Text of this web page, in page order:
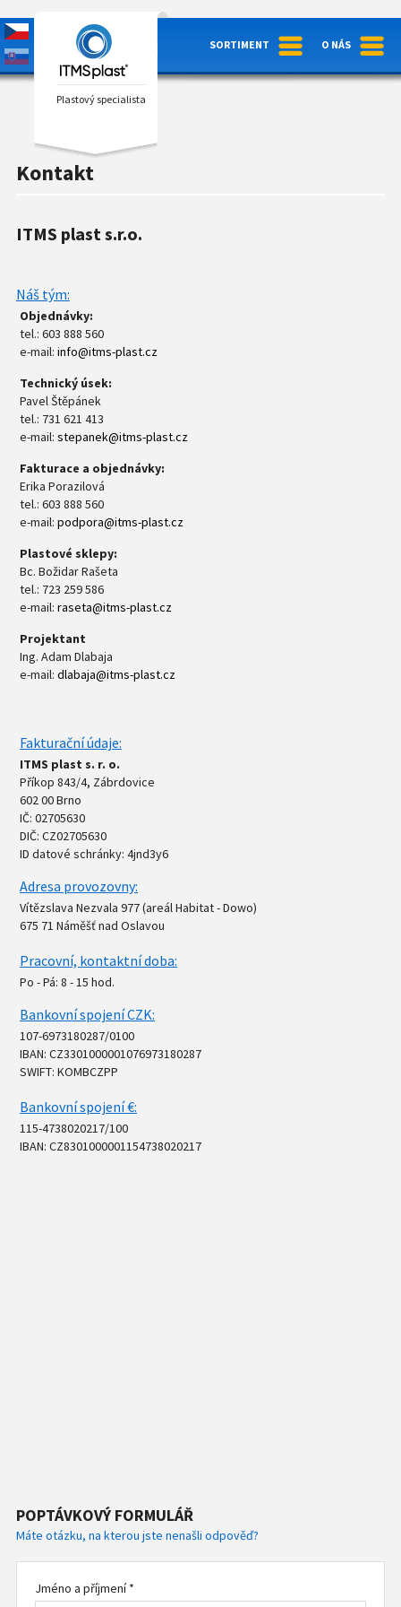
O NÁS
SORTIMENT
Plastový specialista
Kontakt
ITMS plast s.r.o.
Náš tým:
Objednávky:
tel.: 603 888 560
e-mail:info@itms-plast.cz
Technický úsek:
Pavel Štěpánek
tel.: 731 621 413
e-mail:stepanek@itms-plast.cz
Fakturace a objednávky:
Erika Porazilová
tel.: 603 888 560
e-mail:podpora@itms-plast.cz
Plastové sklepy:
Bc. Božidar Rašeta
tel.: 723 259 586
e-mail:raseta@itms-plast.cz
Projektant
Ing. Adam Dlabaja
e-mail:dlabaja@itms-plast.cz
Fakturační údaje:
ITMS plast s. r. o.
Příkop 843/4, Zábrdovice
602 00 Brno
IČ: 02705630
DIČ: CZ02705630
ID datové schránky: 4jnd3y6
Adresa provozovny:
Vítězslava Nezvala 977 (areál Habitat - Dowo)
675 71 Náměšť nad Oslavou
Pracovní, kontaktní doba:
Po - Pá: 8 - 15 hod.
Bankovní spojení CZK:
107-6973180287/0100
IBAN: CZ3301000001076973180287
SWIFT: KOMBCZPP
Bankovní spojení €:
115-4738020217/100
IBAN: CZ8301000001154738020217
POPTÁVKOVÝ FORMULÁŘ
Máte otázku, na kterou jste nenašli odpověď?
Jméno a příjmení *